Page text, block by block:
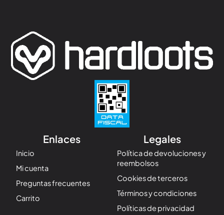
Enlaces
Inicio
Mi cuenta
Preguntas frecuentes
Carrito
Legales
Política de devoluciones y
reembolsos
Cookies de terceros
Términos y condiciones
Políticas de privacidad